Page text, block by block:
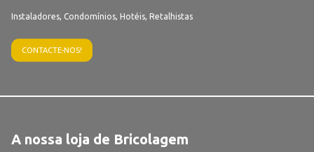
Instaladores, Condomínios, Hotéis, Retalhistas
CONTACTE-NOS!
A nossa loja de Bricolagem